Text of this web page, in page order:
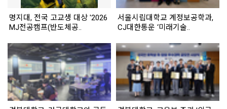
명지대, 전국 고교생 대상 '2026
MJ전공캠프(반도체공..
서울시립대학교 계정보공학과,
CJ대한통운 ‘미래기술..